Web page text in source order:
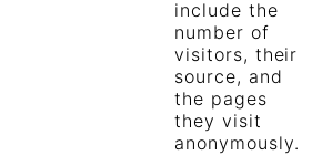
include the
number of
visitors, their
source, and
the pages
they visit
anonymously.